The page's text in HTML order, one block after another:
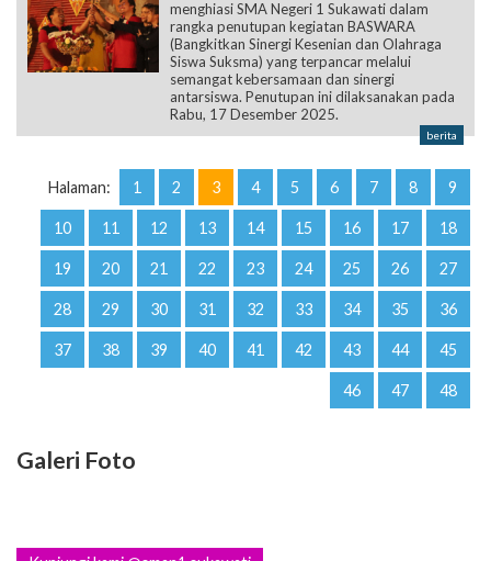
menghiasi SMA Negeri 1 Sukawati dalam
rangka penutupan kegiatan BASWARA
(Bangkitkan Sinergi Kesenian dan Olahraga
Siswa Suksma) yang terpancar melalui
semangat kebersamaan dan sinergi
antarsiswa. Penutupan ini dilaksanakan pada
Rabu, 17 Desember 2025.
berita
Halaman: 1 2 3 4 5 6 7 8 9
10 11 12 13 14 15 16 17 18
19 20 21 22 23 24 25 26 27
28 29 30 31 32 33 34 35 36
37 38 39 40 41 42 43 44 45
46 47 48
Galeri Foto